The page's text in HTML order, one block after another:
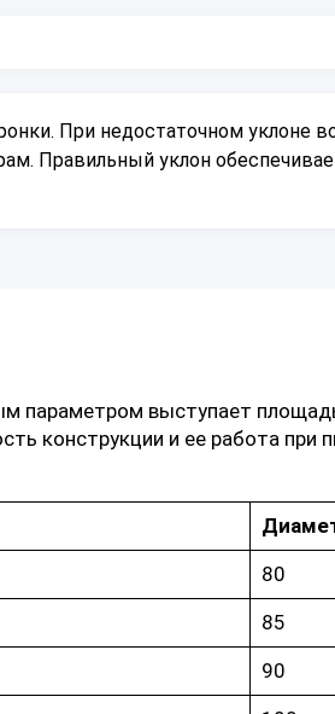
При недостаточном уклоне
Правильный уклон
параметром выступает
конструкции и ее работа при
80
85
90